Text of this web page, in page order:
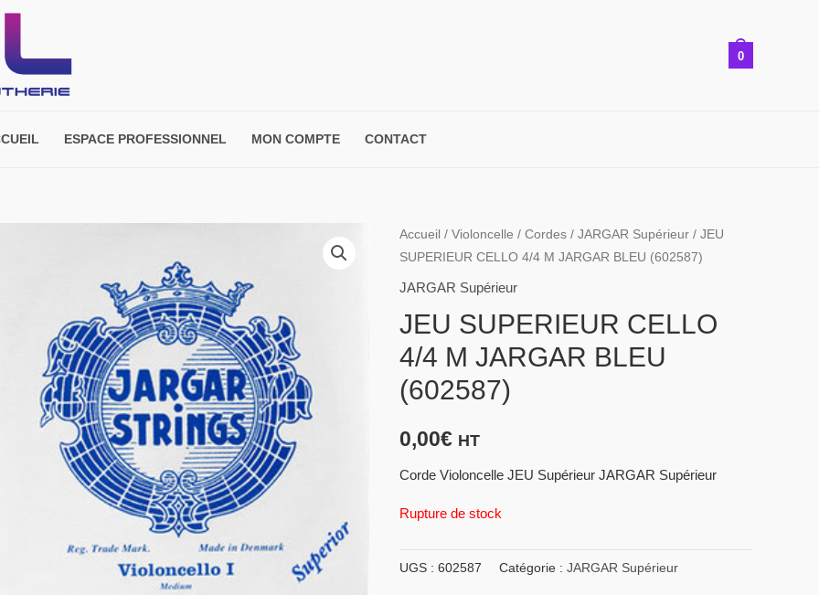
0
ESPACE PROFESSIONNEL MON COMPTE CONTACT
Accueil /Violoncelle /Cordes /JARGAR Supérieur / JEU
SUPERIEUR CELLO 4/4 M JARGAR BLEU (602587)
JARGAR Supérieur
JEU SUPERIEUR CELLO
4/4 M JARGAR BLEU
(602587)
0,00€ HT
Corde Violoncelle JEU Supérieur JARGAR Supérieur
Rupture de stock
UGS :602587 Catégorie :JARGAR Supérieur